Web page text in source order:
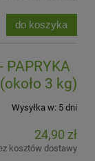
do koszyka
PAPRYKA
3 kg)
Wysyłka w: 5 dni
24,90 zł
kosztów dostawy